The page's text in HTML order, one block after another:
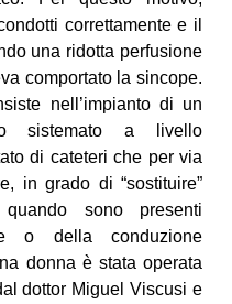
correttamente e il
una ridotta perfusione
comportato la sincope.
nell’impianto di un
sistemato a livello
di cateteri che per via
in grado di “sostituire”
quando sono presenti
o della conduzione
donna è stata operata
dottor Miguel Viscusi e